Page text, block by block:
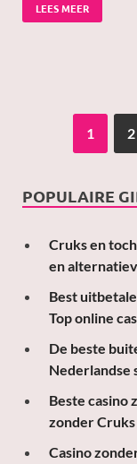
LEES MEER
1 2
POPULAIRE
Cruks en
en
Best
Top online
De beste
Nederlandse
Beste casino
zonder Cruks
Casino